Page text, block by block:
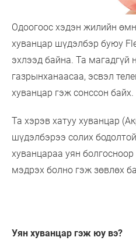
Одоогоос хэдэн жилийн
хуванцар шүдэлбэр буюу
эхлээд байна. Та магадгүй
газрынханаасаа, эсвэл
хуванцар гэж сонссон байх.
Та хэрэв хатуу хуванцар
шүдэлбэрээ солих
хуванцараа уян
мэдрэх болно гэж зөвлөх
Уян хуванцар гэж юу вэ?